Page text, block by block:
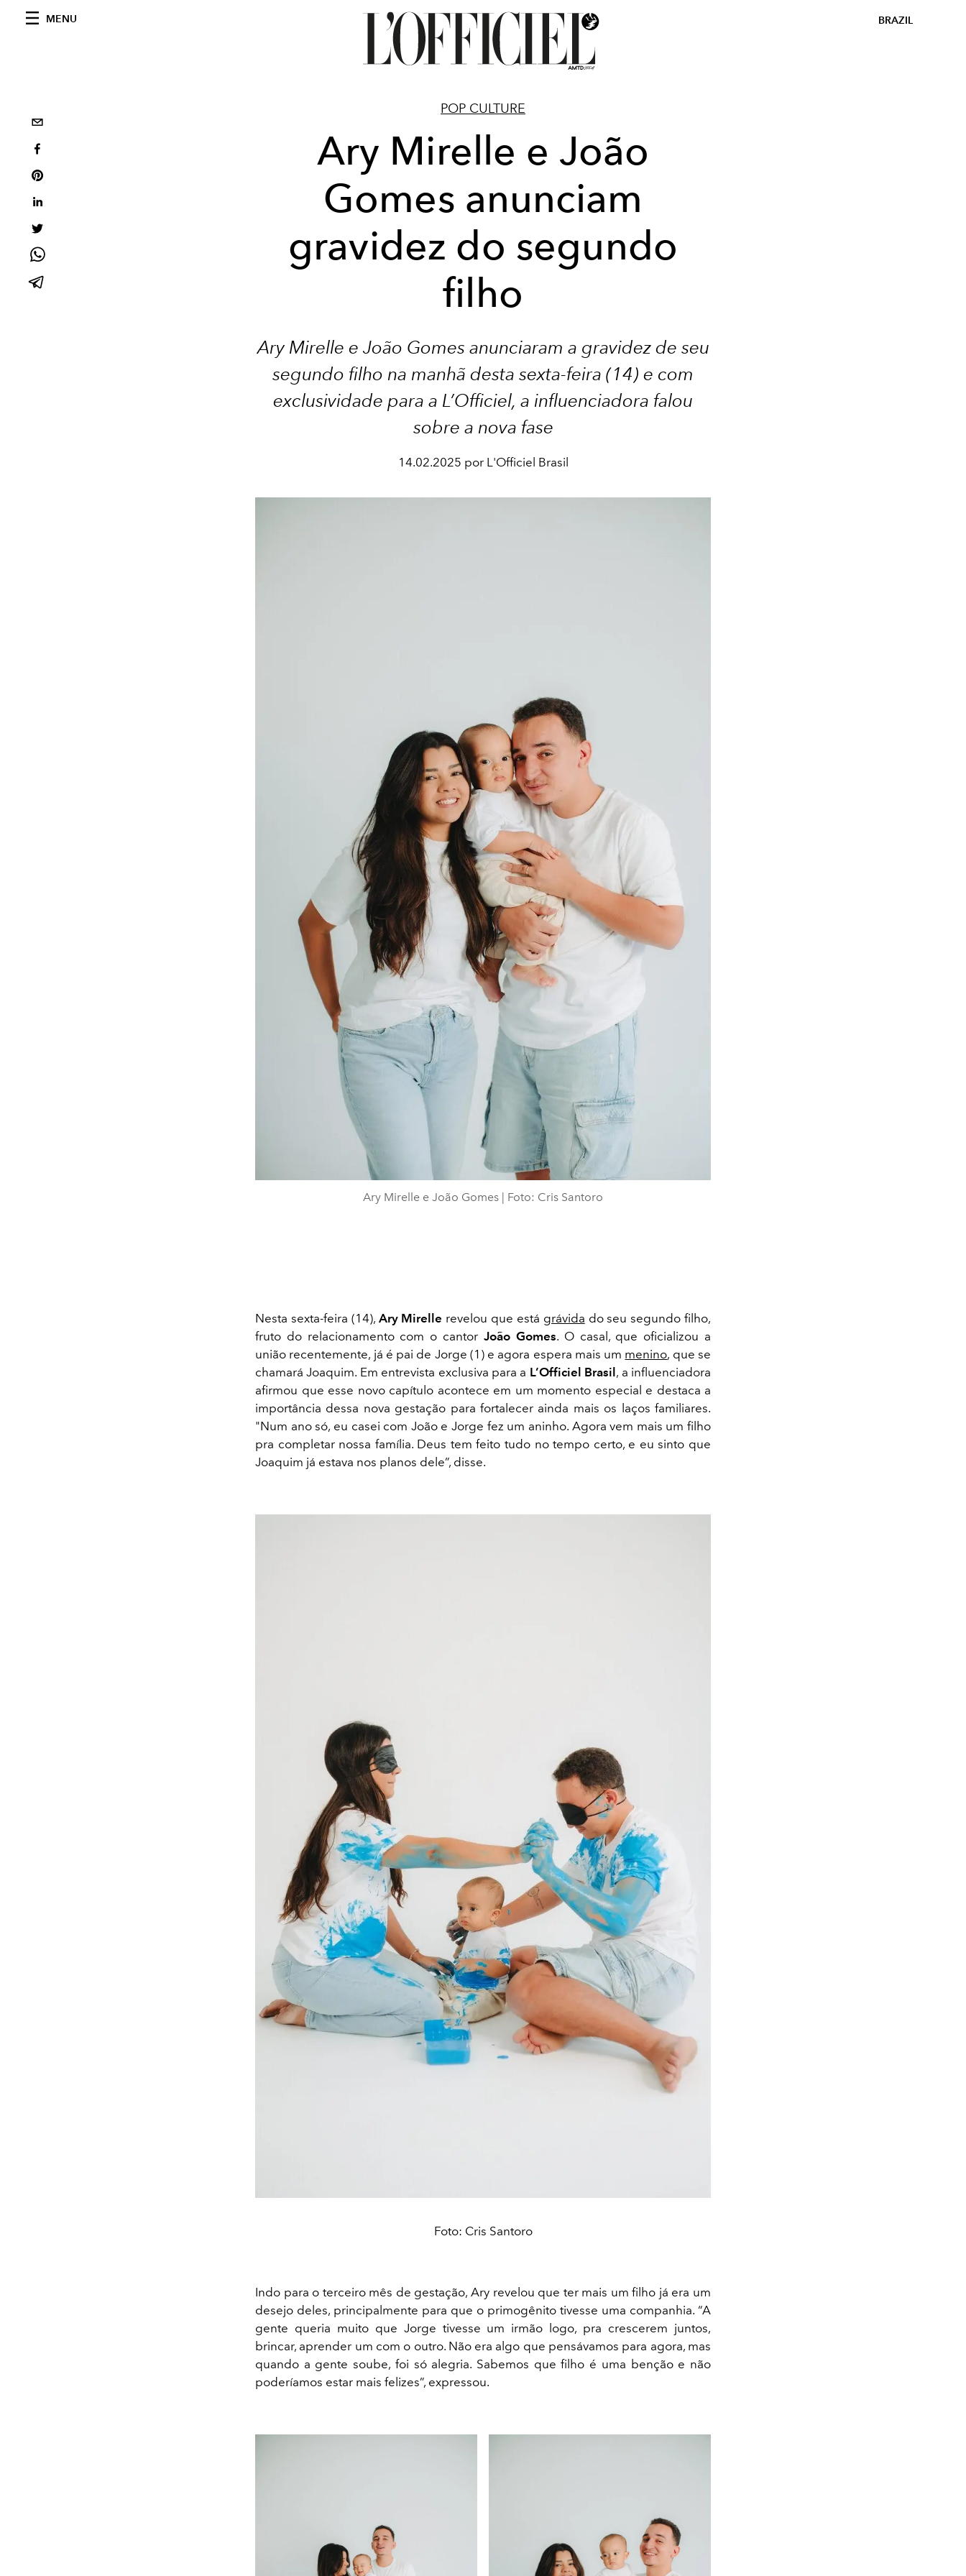
MENU BRAZIL
POP CULTURE
Ary Mirelle e João
Gomes anunciam
gravidez do segundo
filho
Ary Mirelle e João Gomes anunciaram a gravidez de seu
segundo filho na manhã desta sexta-feira (14) e com
exclusividade para a L’Officiel, a influenciadora falou
sobre a nova fase
14.02.2025 por L'Officiel Brasil
Ary Mirelle e João Gomes | Foto: Cris Santoro
Nesta sexta-feira (14), Ary Mirelle revelou que está grávida do seu segundo filho,
fruto do relacionamento com o cantor João Gomes. O casal, que oficializou a
união recentemente, já é pai de Jorge (1) e agora espera mais um menino, que se
chamará Joaquim. Em entrevista exclusiva para a L’Officiel Brasil , a influenciadora
afirmou que esse novo capítulo acontece em um momento especial e destaca a
importância dessa nova gestação para fortalecer ainda mais os laços familiares.
"Num ano só, eu casei com João e Jorge fez um aninho. Agora vem mais um filho
pra completar nossa família. Deus tem feito tudo no tempo certo, e eu sinto que
Joaquim já estava nos planos dele”, disse.
Foto: Cris Santoro
Indo para o terceiro mês de gestação, Ary revelou que ter mais um filho já era um
desejo deles, principalmente para que o primogênito tivesse uma companhia. “A
gente queria muito que Jorge tivesse um irmão logo, pra crescerem juntos,
brincar, aprender um com o outro. Não era algo que pensávamos para agora, mas
quando a gente soube, foi só alegria. Sabemos que filho é uma benção e não
poderíamos estar mais felizes”, expressou.